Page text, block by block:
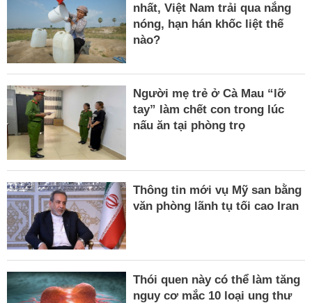
nhất, Việt Nam trải qua nắng
nóng, hạn hán khốc liệt thế
nào?
Người mẹ trẻ ở Cà Mau “lỡ
tay” làm chết con trong lúc
nấu ăn tại phòng trọ
Thông tin mới vụ Mỹ san bằng
văn phòng lãnh tụ tối cao Iran
Thói quen này có thể làm tăng
nguy cơ mắc 10 loại ung thư